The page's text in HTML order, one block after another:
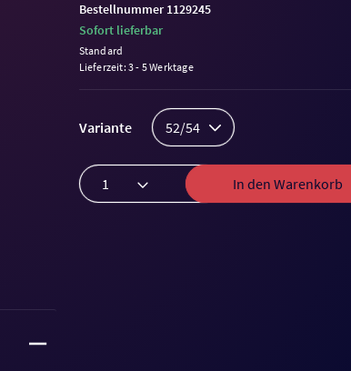
Variante 52/54
In den Warenkorb
Bestellnummer 1129245
Sofort lieferbar
Standard
Lieferzeit: 3 - 5 Werktage